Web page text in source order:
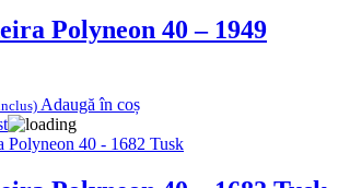
Polyneon 40 – 1949
Adaugă în coș